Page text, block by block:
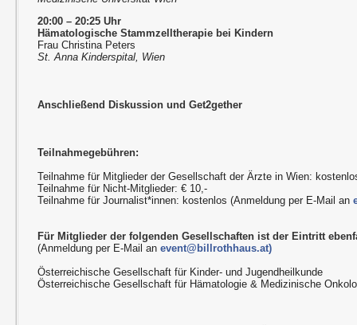
20:00 – 20:25 Uhr
Hämatologische Stammzelltherapie bei Kindern
Frau Christina Peters
St. Anna Kinderspital, Wien
Anschließend Diskussion und Get2gether
Teilnahmegebühren:
Teilnahme für Mitglieder der Gesellschaft der Ärzte in Wien:
Teilnahme für Nicht-Mitglieder: € 10,-
Teilnahme für Journalist*innen: kostenlos (Anmeldung per E-Mail an
Für Mitglieder der folgenden Gesellschaften ist der Eintritt
(Anmeldung per E-Mail anevent@billrothhaus.at)
Österreichische Gesellschaft für Kinder- und Jugendheilkunde
Österreichische Gesellschaft für Hämatologie & Medizinische